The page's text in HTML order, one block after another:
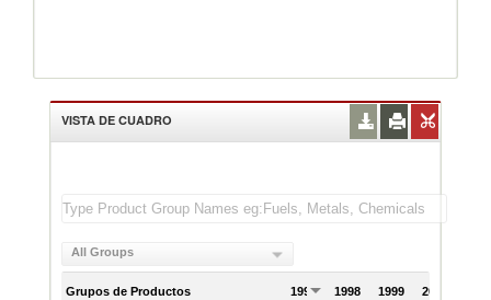
VISTA DE CUADRO
All Groups
Grupos de Productos 1997 1998 1999 2000